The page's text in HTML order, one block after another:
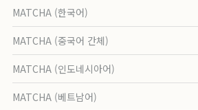
MATCHA (한국어)
MATCHA (중국어 간체)
MATCHA (인도네시아어)
MATCHA (베트남어)